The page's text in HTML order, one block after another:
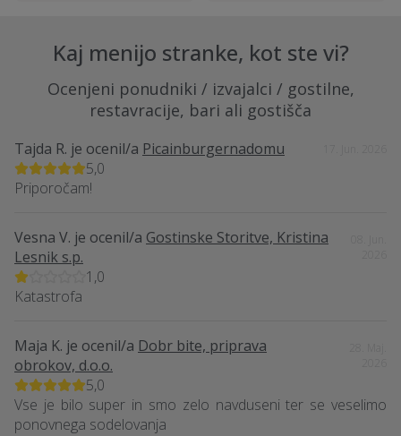
Kaj menijo stranke, kot ste vi?
Ocenjeni ponudniki / izvajalci / gostilne,
restavracije, bari ali gostišča
Tajda R. je ocenil/a Picainburgernadomu
5,0
Priporočam!
Vesna V. je ocenil/a Gostinske Storitve, Kristina
Lesnik s.p.
1,0
Katastrofa
Maja K. je ocenil/a Dobr bite, priprava
obrokov, d.o.o.
5,0
Vse je bilo super in smo zelo navduseni ter se veselimo
ponovnega sodelovanja